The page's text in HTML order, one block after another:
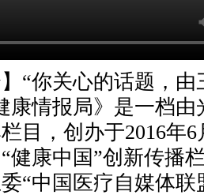
你关心的话题，由
情报局》是一档由
目，创办于2016年
健康中国”创新传播
“中国医疗自媒体联